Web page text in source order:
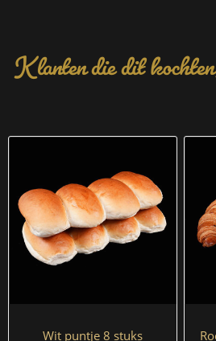
Klanten die dit
Wit puntje 8 stuks